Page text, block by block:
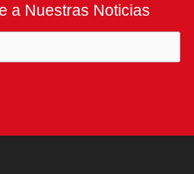
a Nuestras Noticias